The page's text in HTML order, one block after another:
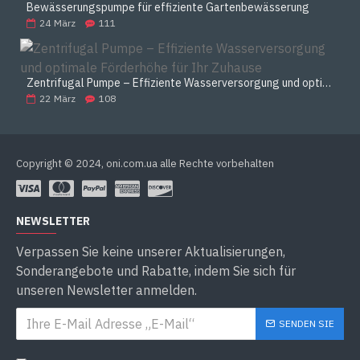
Bewässerungspumpe für effiziente Gartenbewässerung
24 März 111
Zentrifugal Pumpe – Effiziente Wasserversorgung und optimale Förderhöhe für Ihr Zuhause
22 März 108
Copyright © 2024, oni.com.ua alle Rechte vorbehalten
NEWSLETTER
Verpassen Sie keine unserer Aktualisierungen,
Sonderangebote und Rabatte, indem Sie sich für
unseren Newsletter anmelden.
SENDEN SIE